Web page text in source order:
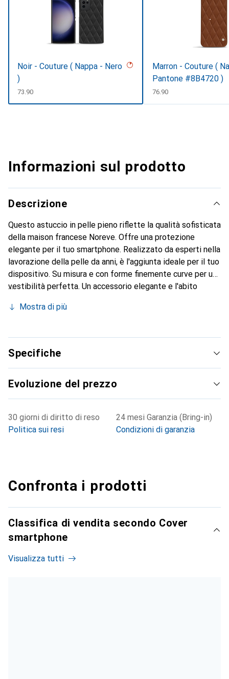
Noir - Couture ( Nappa - Nero
)
CHF
73.90
Marron - Couture (
Pantone #8B4720 )
CHF
76.90
Informazioni sul prodotto
Descrizione
Questo astuccio in pelle pieno riflette la qualità sofisticata
della maison francese Noreve. Offre una protezione
elegante per il tuo smartphone. Realizzato da esperti nella
lavorazione della pelle da anni, è l'aggiunta ideale per il tuo
dispositivo. Su misura e con forme finemente curve per una
vestibilità perfetta. Un accessorio elegante e l'abito
conosciuto a livello internazionale per i suoi prodotti di
esigente.
Mostra di più
Specifiche
Evoluzione del prezzo
30 giorni di diritto di reso
Politica sui resi
24 mesi Garanzia (Bring-in)
Condizioni di garanzia
Confronta i prodotti
Classifica di vendita secondo Cover
smartphone
Visualizza tutti